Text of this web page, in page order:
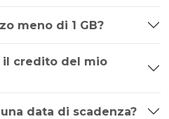
meno di 1 GB?
il credito del mio
data di scadenza?